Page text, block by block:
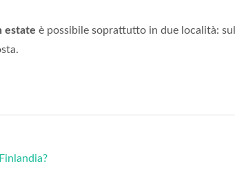
estate è possibile soprattutto in due località: